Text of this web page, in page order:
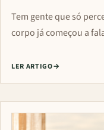
Tem gente que só
corpo já começou a
LER ARTIGO→